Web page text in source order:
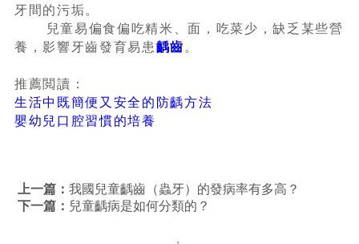
牙間的污垢。
兒童易偏食偏吃精米、面，吃菜少，缺乏某些營
養，影響牙齒發育易患 齲齒 。
推薦閲讀：
生活中既簡便又安全的防齲方法
嬰幼兒口腔習慣的培養
上一篇：我國兒童齲齒（蟲牙）的發病率有多高？
下一篇： 兒童齲病是如何分類的？